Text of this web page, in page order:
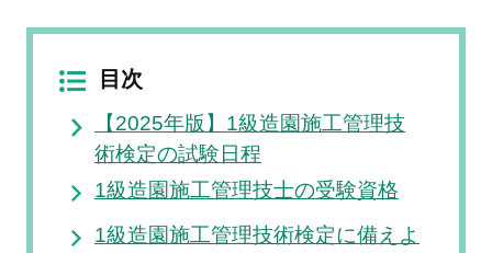
目次
【2025年版】1級造園施工管理技
術検定の試験日程
1級造園施工管理技士の受験資格
1級造園施工管理技術検定に備えよ